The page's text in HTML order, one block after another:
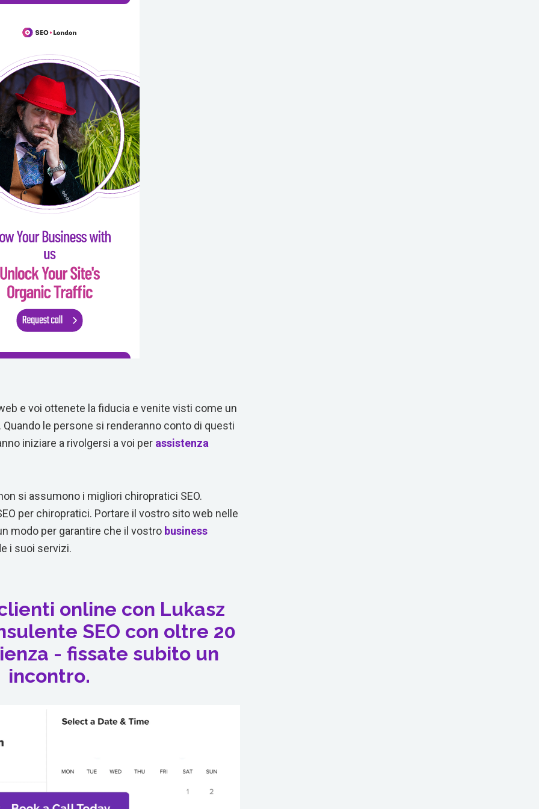
e voi ottenete la fiducia e venite visti come un
le persone si renderanno conto di questi
iniziare a rivolgersi a voi per assistenza
si assumono i migliori chiropratici SEO.
per chiropratici. Portare il vostro sito web nelle
modo per garantire che il vostro business
i suoi servizi.
online con Lukasz
SEO con oltre 20
- fissate subito un
incontro.